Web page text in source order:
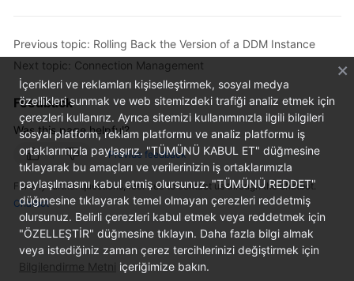
Guide
API
Reference
SDK
Reference
Best
Practices
Performance
White
Previous topic: Rolling Back the Version of a DDM Instance
Next topic: Connection Management
Feedback
Was this page helpful?
Provide feedback
For any further questions, feel free to contact us through the chatbot.
Chatbot
İçerikleri ve reklamları kişiselleştirmek, sosyal medya
özellikleri sunmak ve web sitemizdeki trafiği analiz etmek için
çerezleri kullanırız. Ayrıca sitemizi kullanımınızla ilgili bilgileri
sosyal platform, reklam platformu ve analiz platformu iş
ortaklarımızla paylaşırız. "TÜMÜNÜ KABUL ET" düğmesine
tıklayarak bu amaçları ve verilerinizin iş ortaklarımızla
paylaşılmasını kabul etmiş olursunuz. "TÜMÜNÜ REDDET"
düğmesine tıklayarak temel olmayan çerezleri reddetmiş
olursunuz. Belirli çerezleri kabul etmek veya reddetmek için
"ÖZELLEŞTİR" düğmesine tıklayın. Daha fazla bilgi almak
veya istediğiniz zaman çerez tercihlerinizi değiştirmek için
Bilgilendirme Metni içeriğimize bakın.